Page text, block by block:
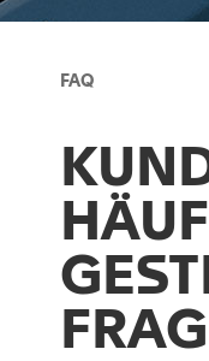
FAQ